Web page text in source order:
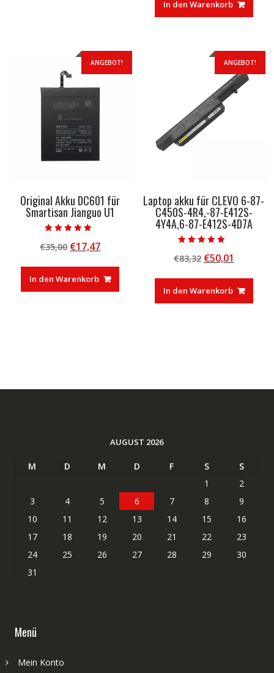
€83,32 €50,01.
In den Warenkorb
ANGEBOT!
Original Akku DC601 für
Smartisan Jianguo U1
5.00
von 5
€35,00 Ursprünglicher
war:
€35,00
€17,47Aktueller
ist:
€17,47.
In den Warenkorb
ANGEBOT!
Laptop akku für CLEVO 6-87-
C450S-4R4,-87-E412S-
4Y4A,6-87-E412S-4D7A
5.00
von 5
€83,32 Ursprünglicher
war:
€83,32
€50,01
ist:
€50,01.
In den Warenkorb
AUGUST 2026
M D M D F S
S
1
2
3
4 5 6 7 8
9
10
11 12 13 14 15
16
17
18 19 20 21 22
23
24
25 26 27 28 29
30
31
Menü
Mein Konto